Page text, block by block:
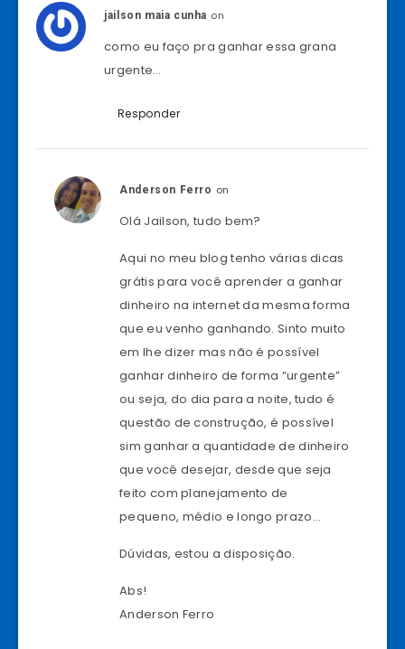
jailson maia cunha on
como eu faço pra ganhar essa grana
urgente…
Responder
Anderson Ferro on
Olá Jailson, tudo bem?
Aqui no meu blog tenho várias dicas
grátis para você aprender a ganhar
dinheiro na internet da mesma forma
que eu venho ganhando. Sinto muito
em lhe dizer mas não é possível
ganhar dinheiro de forma “urgente”
ou seja, do dia para a noite, tudo é
questão de construção, é possível
sim ganhar a quantidade de dinheiro
que você desejar, desde que seja
feito com planejamento de
pequeno, médio e longo prazo…
Dúvidas, estou a disposição.
Abs!
Anderson Ferro